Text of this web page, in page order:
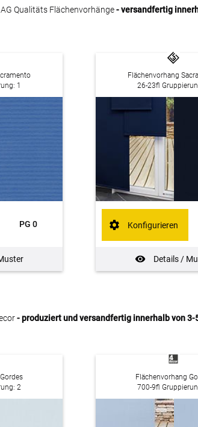
Qualitäts Flächenvorhänge- versandfertig
1
PG 0
Flächenvorhang
26-23fl
Details /
Konfigurieren
- produziert und versandfertig innerhalb von 3-
2
Flächenvorhang
700-9fl